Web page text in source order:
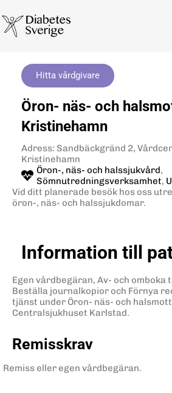
Hitta vårdgivare
Öron- näs- och
Kristinehamn
Adress: Sandbäckgränd 2,
Kristinehamn
Öron-, näs- och halssjukvård,
Sömnutredningsverksamhet,
Vid ditt planerade besök hos oss
öron-, näs- och halssjukdomar.
Information till
Egen vårdbegäran, Av- och omboka
Beställa journalkopior och Förnya
tjänst under Öron- näs- och
Centralsjukhuset Karlstad.
Remisskrav
Remiss eller egen vårdbegäran.